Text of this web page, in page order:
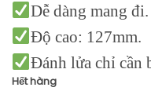
Dễ dàng mang đi.
Độ cao: 127mm.
Đánh lửa chỉ cần
Hết hàng